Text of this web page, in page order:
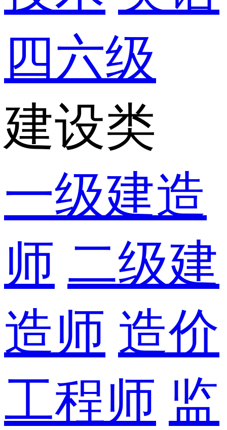
四六级
建设类
一级建造
师 二级建
造师 造价
工程师 监